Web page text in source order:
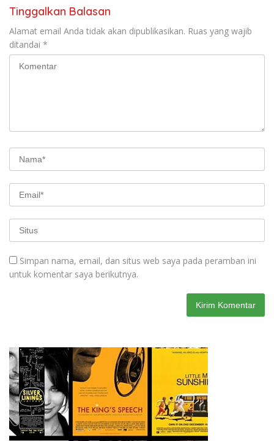
Tinggalkan Balasan
Alamat email Anda tidak akan dipublikasikan. Ruas yang wajib
ditandai *
Simpan nama, email, dan situs web saya pada peramban ini
untuk komentar saya berikutnya.